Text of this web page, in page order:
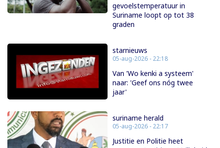
gevoelstemperatuur in
Suriname loopt op tot 38
graden
starnieuws
05-aug-2026 - 22:18
Van 'Wo kenki a systeem'
naar: 'Geef ons nóg twee
jaar'
suriname herald
05-aug-2026 - 22:17
Justitie en Politie heet